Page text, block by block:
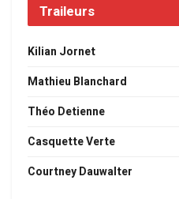
Traileurs
Kilian Jornet
Mathieu Blanchard
Théo Detienne
Casquette Verte
Courtney Dauwalter